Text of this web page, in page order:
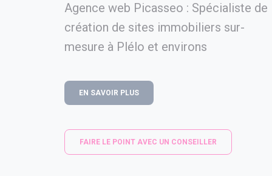
Agence web Picasseo : Spécialiste de
création de sites immobiliers sur-
mesure à Plélo et environs
EN SAVOIR PLUS
FAIRE LE POINT AVEC UN CONSEILLER